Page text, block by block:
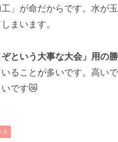
」が命だからです。水が
まいます。
ぞという大事な大会」用の
ることが多いです。高い
です😿
ス